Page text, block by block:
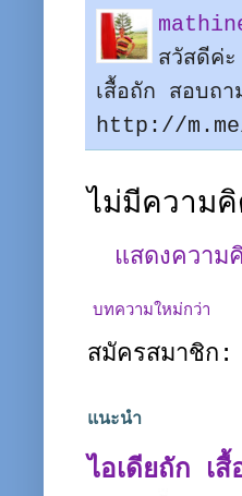
สวัสดีค่
เสื้อถัก สอบถา
http://m.me/
ไม่มีความ
แสดงความ
บทความใหม่กว่า
สมัครสมาชิก:
แนะนำ
ไอเดียถัก เ